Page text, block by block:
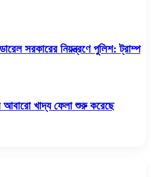
সরকারের নিয়ন্ত্রণে পুলিশ: ট্রাম্প
আবারো খাদ্য ফেলা শুরু করেছে